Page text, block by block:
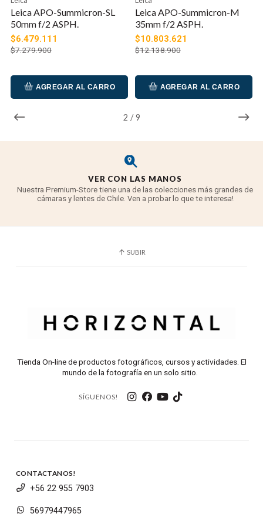
Mismo tamaño de filtro que todas las lentes
APO-Summicron-SL
2 / 9
Leica APO-Summicron-SL
50mm f/2 ASPH.
$6.479.111
$7.279.900
AGREGAR AL CARRO
Leica APO-Summicron-M
35mm f/2 ASPH.
$10.803.621
$12.138.900
AGREGAR AL CARRO
VER CON LAS MANOS
Nuestra Premium-Store tiene una de las colecciones más grandes de
cámaras y lentes de Chile. Ven a probar lo que te interesa!
SUBIR
Tienda On-line de productos fotográficos, cursos y actividades. El
mundo de la fotografía en un solo sitio.
SÍGUENOS!
CONTACTANOS!
+56 22 955 7903
56979447965